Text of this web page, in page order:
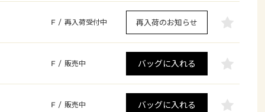
F / 再入荷受付中 再入荷のお知らせ
F / 販売中 バッグに入れる
F / 販売中 バッグに入れる